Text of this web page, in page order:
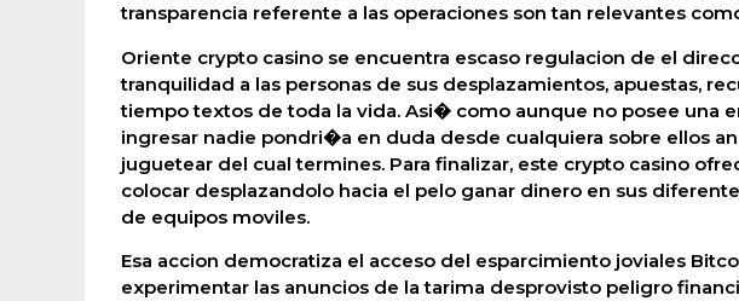
transparencia referente a las operaciones son tan relevantes
Oriente crypto casino se encuentra escaso regulacion de el
tranquilidad a las personas de sus desplazamientos, apuestas,
tiempo textos de toda la vida. Asi� como aunque no posee una
ingresar nadie pondri�a en duda desde cualquiera sobre ellos
juguetear del cual termines. Para finalizar, este crypto casino
colocar desplazandolo hacia el pelo ganar dinero en sus
de equipos moviles.
Esa accion democratiza el acceso del esparcimiento joviales
experimentar las anuncios de la tarima desprovisto peligro